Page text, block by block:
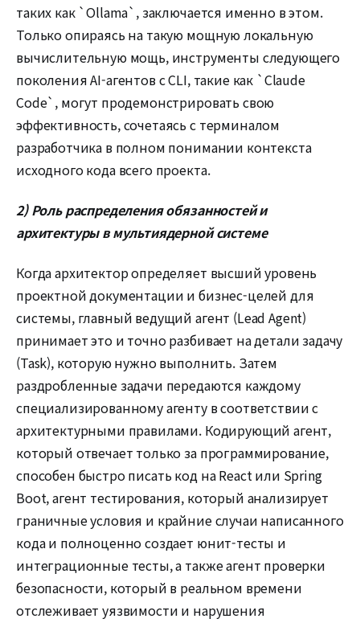
таких как `Ollama`, заключается именно в этом.
Только опираясь на такую мощную локальную
вычислительную мощь, инструменты следующего
поколения AI-агентов с CLI, такие как `Claude
Code`, могут продемонстрировать свою
эффективность, сочетаясь с терминалом
разработчика в полном понимании контекста
исходного кода всего проекта.
2) Роль распределения обязанностей и
архитектуры в мультиядерной системе
Когда архитектор определяет высший уровень
проектной документации и бизнес-целей для
системы, главный ведущий агент (Lead Agent)
принимает это и точно разбивает на детали задачу
(Task), которую нужно выполнить. Затем
раздробленные задачи передаются каждому
специализированному агенту в соответствии с
архитектурными правилами. Кодирующий агент,
который отвечает только за программирование,
способен быстро писать код на React или Spring
Boot, агент тестирования, который анализирует
граничные условия и крайние случаи написанного
кода и полноценно создает юнит-тесты и
интеграционные тесты, а также агент проверки
безопасности, который в реальном времени
отслеживает уязвимости и нарушения